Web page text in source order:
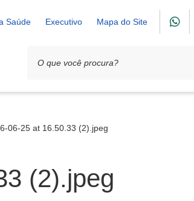
Saúde Executivo Mapa do Site
para fortalecer apoio ao produtor rural
06-25 at 16.50.33 (2).jpeg
(2).jpeg